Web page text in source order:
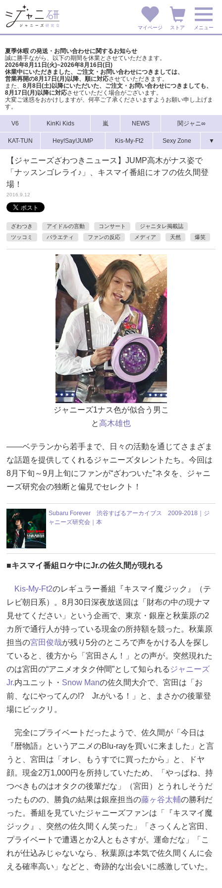
マイページ ストア メニュー
夏季休暇 の発送・お問い合わせに関するお知らせ
誠に勝手ながら、以下の期間を休業とさせていただきます。
2026年8月11日(火)~2026年8月16日(日)
休業中にいただきました、ご注文・お問い合わせにつきましては、
営業再開の8月17日(月)以降、順に対応させていただきます。
また、 8月8日(土)以降にいただいた、ご注文・ お問い合わせにつきましても、
8月17日(月)以降に対応させていただく場合がございます。
大変ご迷惑をおかけしますが、 何卒ご了承くださいますようお願い申し上げま
す。
V6 KinKi Kids 嵐 NEWS 関ジャニ∞
KAT-TUN Hey!Say!JUMP Kis-My-Ft2 Sexy Zone ▼
【ジャニーズざわつきニュース】JUMP高木がナス姿で
「ナッスンゴレライ♪」、キスマイ番組にオフの佐久間登
場！
2016.9.12
ざわつき アイドルの言動 コンサート
ジャニタレ掲載誌
ツッコミ
バラエティ ファンの反応 メディア 天然 爆笑
ジャニーズ1ナス色が似合う男こ
と高木雄也
――ベテランから若手まで、日々の活動を通じてさまざま
な話題を提供してくれるジャニーズタレントたち。今回は
8月下旬～9月上旬にファンが“ざわついた”ネタを、ジャニ
ーズ研究会の独断と偏見でセレクト！
Subaru Forever 渋谷すばるアーカイブス 2009-2018｜ジ
ャニーズ研究会｜本
■キスマイ番組ロケ中にJr.の佐久間が現れる
Kis-My-Ft2のレギュラー番組『キスマイ魔ジック』（テ
レビ朝日系）。8月30日深夜放送回は「財布の中の現ナマ
見せてください」という企画で、東京・銀座と秋葉原の2
カ所で通行人が持っている現金の所持額を競った。秋葉原
担当の宮田俊哉が残り5分のところで声をかける人を探し
ていると、後方から「宮田さん！」との声が。突然現れた
のは宮田の“アニメオタク仲間”として知られる ジャニーズ
Jr.内ユニット・ Snow Manの佐久間大介で、宮田は「お
前、なにやってんの!? Jr.がいる！」と、まさかの後輩登
場にビックリ。
完全にプライベートだったようで、佐久間が「今日は
『暦物語』というアニメのBlu-rayを買いに来ました」と言
うと、宮田は「オレ、もうすでに買ったから」と、ドヤ
顔。現金2万1,000円を所持していたため、「やっぱね、持
つべきものはオタクの後輩だな」（宮田）とうれしそうだ
ったものの、勝負の結果は銀座担当の藤ヶ谷太輔の勝利だ
った。番組を見ていたジャニーズファンは「『キスマイ魔
ジック』、突然の佐久間くん笑った」「さっくんと宮田、
プライベートで遭遇とか2人ともさすが。運命だな」「こ
れが仕込みじゃないなら、秋葉原は本気で佐久間くんに会
える確率高い」などと、奇跡的な出会いに感激していた。